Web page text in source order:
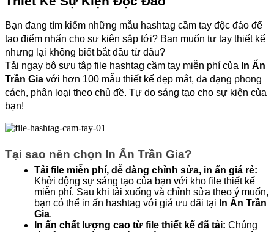
Bạn đang tìm kiếm những mẫu hashtag cầm tay độc đáo để
tạo điểm nhấn cho sự kiện sắp tới? Bạn muốn tự tay thiết kế
nhưng lại không biết bắt đầu từ đâu?
Tải ngay bộ sưu tập file hashtag cầm tay miễn phí của In Ấn
Trần Gia với hơn 100 mẫu thiết kế đẹp mắt, đa dạng phong
cách, phân loại theo chủ đề. Tự do sáng tạo cho sự kiện của
bạn!
Tại sao nên chọn In Ấn Trần Gia?
Tải file miễn phí, dễ dàng chỉnh sửa, in ấn giá rẻ:
Khởi động sự sáng tạo của bạn với kho file thiết kế
miễn phí. Sau khi tải xuống và chỉnh sửa theo ý muốn,
bạn có thể in ấn hashtag với giá ưu đãi tại In Ấn Trần
Gia.
In ấn chất lượng cao từ file thiết kế đã tải: Chúng